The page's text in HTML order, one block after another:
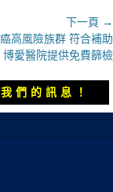
下一頁 →
高風險族群 符合補助
博愛醫院提供免費篩檢
們的訊息！